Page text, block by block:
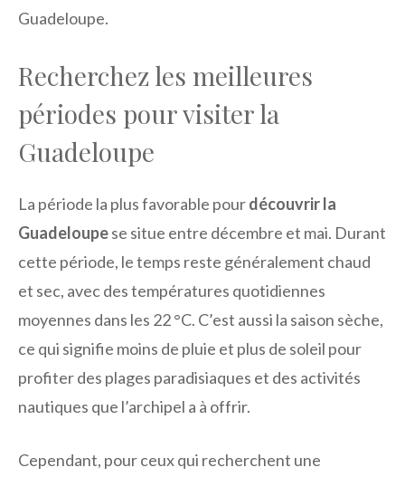
Guadeloupe.
Recherchez les meilleures
périodes pour visiter la
Guadeloupe
La période la plus favorable pourdécouvrir la
Guadeloupese situe entre décembre et mai. Durant
cette période, le temps reste généralement chaud
et sec, avec des températures quotidiennes
moyennes dans les 22 °C. C’est aussi la saison sèche,
ce qui signifie moins de pluie et plus de soleil pour
profiter des plages paradisiaques et des activités
nautiques que l’archipel a à offrir.
Cependant, pour ceux qui recherchent une